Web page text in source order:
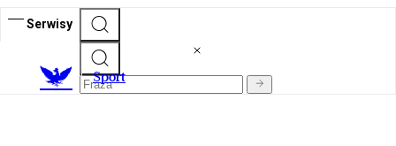
Serwisy
Sport